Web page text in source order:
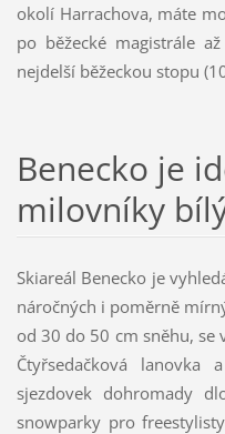
okolí Harrachova, máte
po běžecké magistrále
nejdelší běžeckou stopu
Benecko je
milovníky
Skiareál Benecko je
náročných i poměrně
od 30 do 50 cm sněhu, se
Čtyřsedačková
sjezdovek dohromady
snowparky pro